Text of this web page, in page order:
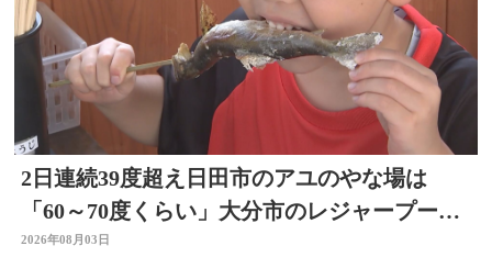
2日連続39度超え日田市のアユのやな場は
「60～70度くらい」大分市のレジャープール
も賑わう 大分
2026年08月03日